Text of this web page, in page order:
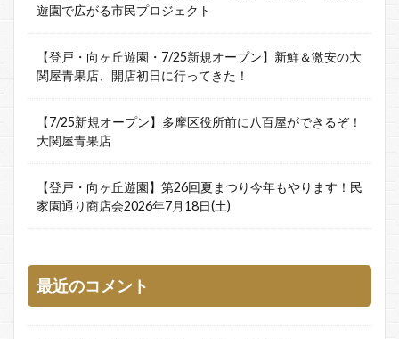
遊園で広がる市民プロジェクト
【登戸・向ヶ丘遊園・7/25新規オープン】新鮮＆激安の大
関屋青果店、開店初日に行ってきた！
【7/25新規オープン】多摩区役所前に八百屋ができるぞ！
大関屋青果店
【登戸・向ヶ丘遊園】第26回夏まつり今年もやります！民
家園通り商店会2026年7月18日(土)
最近のコメント